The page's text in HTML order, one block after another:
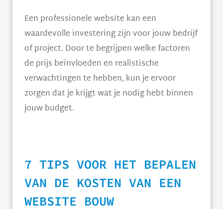
Een professionele website kan een
waardevolle investering zijn voor jouw bedrijf
of project. Door te begrijpen welke factoren
de prijs beïnvloeden en realistische
verwachtingen te hebben, kun je ervoor
zorgen dat je krijgt wat je nodig hebt binnen
jouw budget.
7 TIPS VOOR HET BEPALEN
VAN DE KOSTEN VAN EEN
WEBSITE BOUW